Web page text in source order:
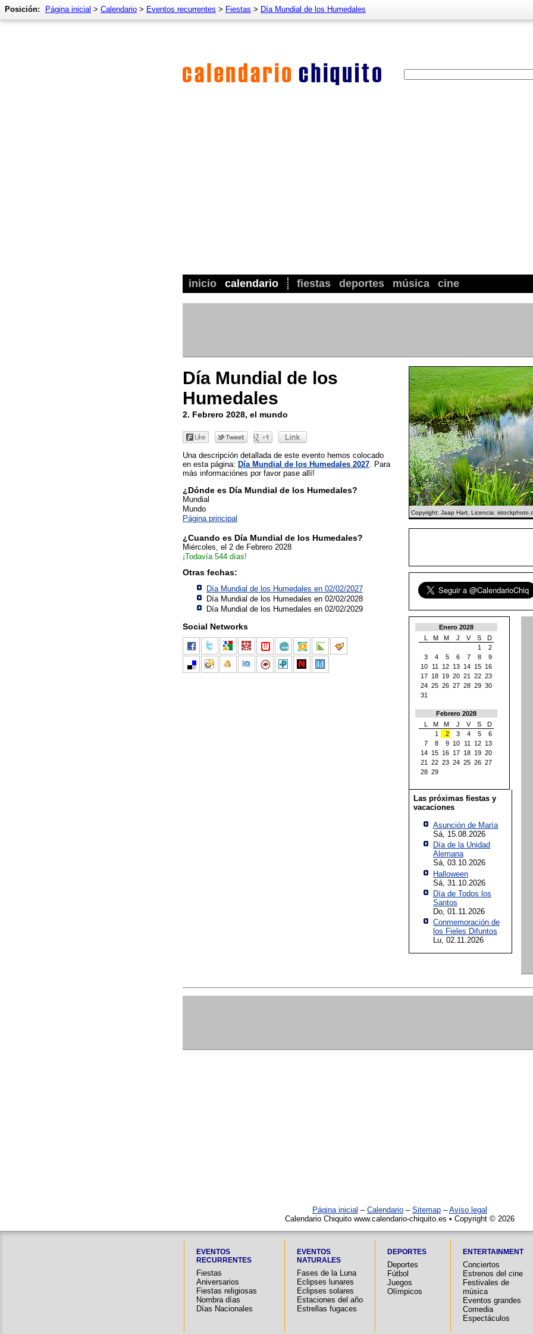
inicio calendario fiestas deportes música cine
Posición: Página inicial > Calendario > Eventos recurrentes > Fiestas > Día Mundial de los Humedales
Día Mundial de los
Humedales
2. Febrero 2028, el mundo
Una descripción detallada de este evento hemos colocado
en esta página: Día Mundial de los Humedales 2027 . Para
más informaciónes por favor pase allí!
¿Dónde es Día Mundial de los Humedales?
Mundial
Mundo
Página principal
¿Cuando es Día Mundial de los Humedales?
Miércoles, el 2 de Febrero 2028
¡Todavía 544 días!
Otras fechas:
Día Mundial de los Humedales en 02/02/2027
Día Mundial de los Humedales en 02/02/2028
Día Mundial de los Humedales en 02/02/2029
Social Networks
Copyright: Jaap Hart, Licencia:
Enero 2028
L
M M J V S
D
1
2
3
4 5 6 7 8
9
10
11 12 13 14 15 16
17 18 19 20 21 22 23
24 25 26 27 28 29 30
31
Febrero 2028
L
M M J V S
D
1
2 3 4 5
6
7
8 9 10 11 12 13
14 15 16 17 18 19 20
21
22 23 24 25 26 27
28 29
Las próximas fiestas y
vacaciones
Asunción de María
Sá, 15.08.2026
Día de la Unidad
Alemana
Sá, 03.10.2026
Halloween
Sá, 31.10.2026
Día de Todos los
Santos
Do, 01.11.2026
Conmemoración de
los Fieles Difuntos
Lu, 02.11.2026
Página inicial – Calendario – Sitemap –Aviso legal
Calendario Chiquito www.calendario-chiquito.es • Copyright © 2026
EVENTOS
RECURRENTES
Fiestas
Aniversarios
Fiestas religiosas
Nombra días
Días Nacionales
EVENTOS
NATURALES
Fases de la Luna
Eclipses lunares
Eclipses solares
Estaciones del año
Estrellas fugaces
DEPORTES
Deportes
Fútbol
Juegos
Olímpicos
ENTERTAINMENT
Conciertos
Estrenos del cine
Festivales de
música
Eventos grandes
Comedia
Espectáculos